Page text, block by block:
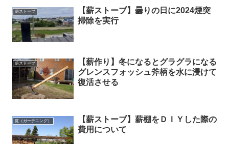
薪ストーブ
【薪ストーブ】曇りの日に2024煙突
掃除を実行
薪ストーブ
【薪作り】冬になるとグラグラになる
グレンスフォッシュ斧柄を水に浸けて
復活させる
庭（ガーデニング）
【薪ストーブ】薪棚をＤＩＹした際の
費用について